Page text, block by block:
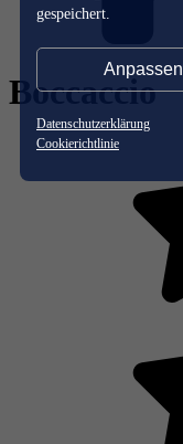
gespeichert.
Anpassen
Datenschutzerklärung
Cookierichtlinie
Boccaccio